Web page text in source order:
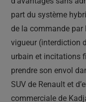
part du système
de la commande par
vigueur (interdiction
urbain et incitations
prendre son envol
SUV de Renault et
commerciale de